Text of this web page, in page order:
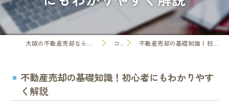
大阪の不動産売却なら株式会社リクソラ住宅販売 コラム 不動産売却の基礎知識！初心者にもわかりやすく解説
不動産売却の基礎知識！初心者にもわかりやす
く解説